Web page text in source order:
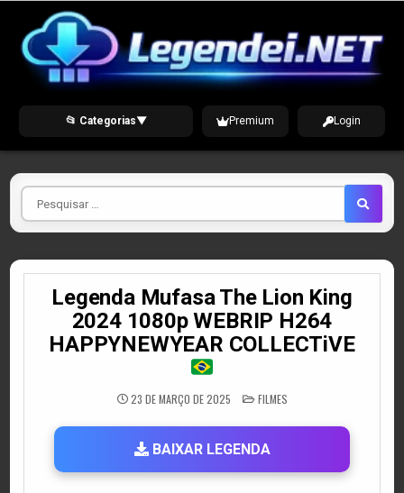
content
📂 Categorias▼ Premium Login
Pesquisar
por
Legenda Mufasa The Lion King
2024 1080p WEBRIP H264
HAPPYNEWYEAR COLLECTiVE
23 DE MARÇO DE 2025 POSTED
IN
FILMES
BAIXAR LEGENDA